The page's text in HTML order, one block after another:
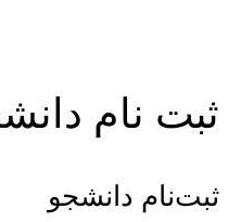
ثبت نام
ثبت
ثبت‌نام دانشجو